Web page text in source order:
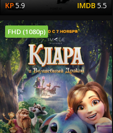
5.9
5.5
FHD (1080p)